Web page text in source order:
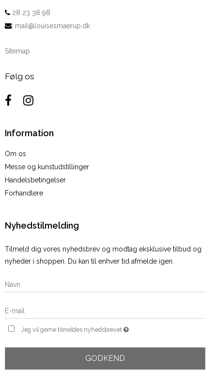
28 23 38 98
: mail@louisesmaerup.dk
Sitemap
Følg os
Information
Om os
Messe og kunstudstillinger
Handelsbetingelser
Forhandlere
Nyhedstilmelding
Tilmeld dig vores nyhedsbrev og modtag eksklusive tilbud og
nyheder i shoppen. Du kan til enhver tid afmelde igen.
Jeg vil gerne tilmeldes nyhedsbrevet
GODKEND